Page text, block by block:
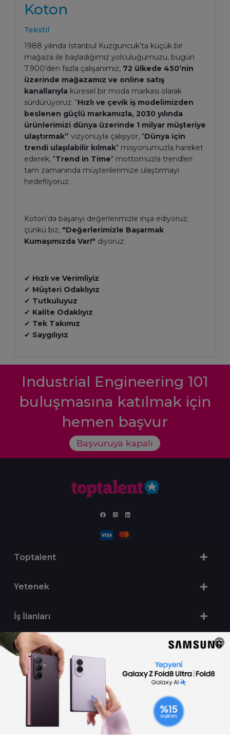
Koton
Tekstil
1988 yılında İstanbul Kuzguncuk’ta küçük bir
mağaza ile başladığımız yolculuğumuzu, bugün
7.900’den fazla çalışanımız, 72 ülkede 450’nin
üzerinde mağazamız ve online satış
kanallarıylaküresel bir moda markası olarak
sürdürüyoruz. “Hızlı ve çevik iş modelimizden
beslenen güçlü markamızla, 2030 yılında
ürünlerimizi dünya üzerinde 1 milyar müşteriye
ulaştırmak” vizyonuyla çalışıyor, "Dünya için
trendi ulaşılabilir kılmak" misyonumuzla hareket
ederek, "Trend in Time" mottomuzla trendleri
tam zamanında müşterilerimize ulaştırmayı
hedefliyoruz.
Koton’da başarıyı değerlerimizle inşa ediyoruz;
çünkü biz, "Değerlerimizle Başarmak
Kumaşımızda Var!" diyoruz:
✔ Hızlı ve Verimliyiz
✔ Müşteri Odaklıyız
✔ Tutkuluyuz
✔ Kalite Odaklıyız
✔ Tek Takımız
✔ Saygılıyız
Industrial Engineering 101
buluşmasına katılmak için
hemen başvur
Başvuruya kapalı
Toptalent
Yetenek
İş İlanları
Sertifika Programları
Yetenek Testleri